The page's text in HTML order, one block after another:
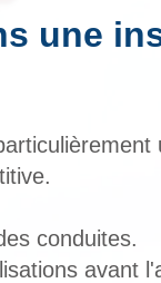
une
conduites.
avant